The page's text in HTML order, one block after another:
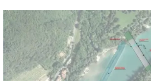
Zadruga PD
Naročnine